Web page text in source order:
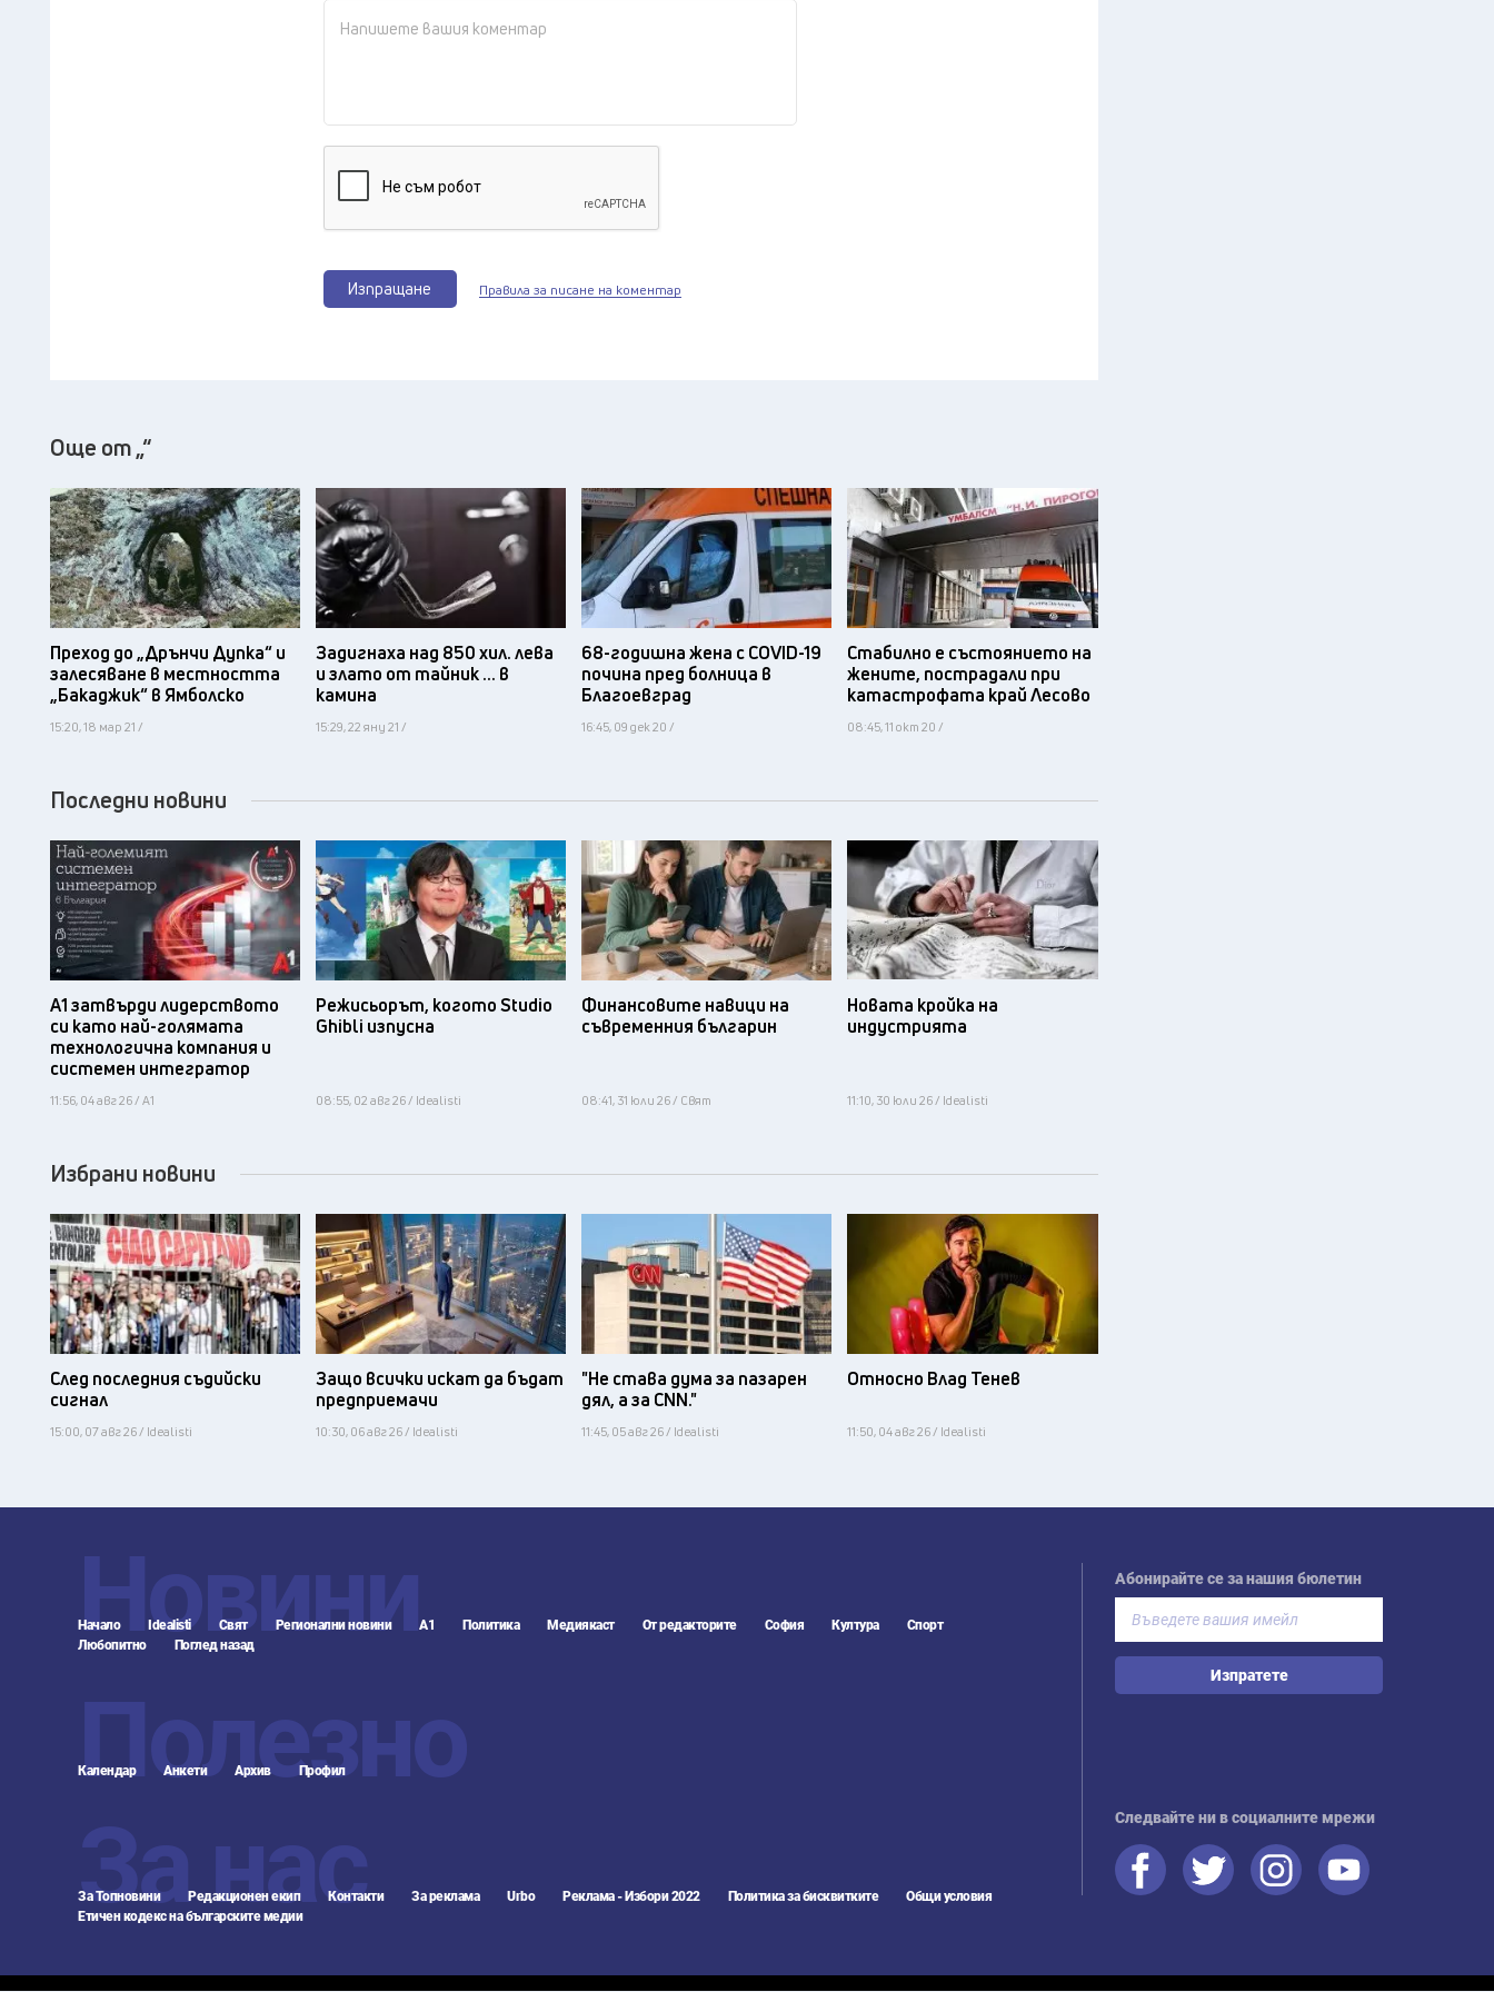
Изпращане Правила за писане на коментар
Още от „“
Преход до „Дрънчи Дупка“ и
залесяване в местността
„Бакаджик“ в Ямболско
15:20, 18 мар 21 /
Задигнаха над 850 хил. лева
и злато от тайник ... в
камина
15:29, 22 яну 21 /
68-годишна жена с COVID-19
почина пред болница в
Благоевград
16:45, 09 дек 20 /
Стабилно е състоянието на
жените, пострадали при
катастрофата край Лесово
08:45, 11 окт 20 /
Последни новини
А1 затвърди лидерството
си като най-голямата
технологична компания и
системен интегратор
11:56, 04 авг 26 / А1
Режисьорът, когото Studio
Ghibli изпусна
08:55, 02 авг 26 / Idealisti
Финансовите навици на
съвременния българин
08:41, 31 юли 26 / Свят
Новата кройка на
индустрията
11:10, 30 юли 26 / Idealisti
Избрани новини
След последния съдийски
сигнал
15:00, 07 авг 26 / Idealisti
Защо всички искат да бъдат
предприемачи
10:30, 06 авг 26 / Idealisti
"Не става дума за пазарен
дял, а за CNN."
11:45, 05 авг 26 / Idealisti
Относно Влад Тенев
11:50, 04 авг 26 / Idealisti
Новини
Начало Idealisti Свят Регионални новини А1 Политика Медиякаст От редакторите София Култура
Спорт
Любопитно
Поглед назад
Полезно
Календар Анкети Архив Профил
За нас
За Топновини Редакционен екип Контакти За реклама Urbo Реклама - Избори 2022 Политика за бисквитките
Общи условия
Етичен кодекс на българските медии
Абонирайте се за нашия бюлетин
Изпратете
Следвайте ни в социалните мрежи